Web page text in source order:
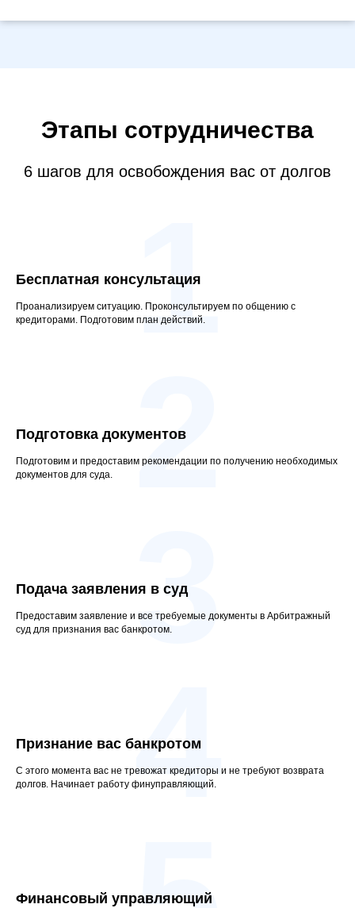
Этапы сотрудничества
6 шагов для освобождения вас от долгов
Бесплатная консультация
Проанализируем ситуацию. Проконсультируем по общению с
кредиторами. Подготовим план действий.
1
Подготовка документов
Подготовим и предоставим рекомендации по получению необходимых
документов для суда.
2
Подача заявления в суд
Предоставим заявление и все требуемые документы в Арбитражный
суд для признания вас банкротом.3
Признание вас банкротом
С этого момента вас не тревожат кредиторы и не требуют возврата
долгов. Начинает работу финуправляющий.
4
Финансовый управляющий